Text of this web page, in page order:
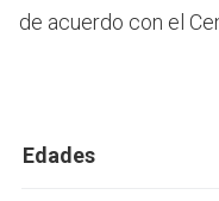
de acuerdo con el
Edades